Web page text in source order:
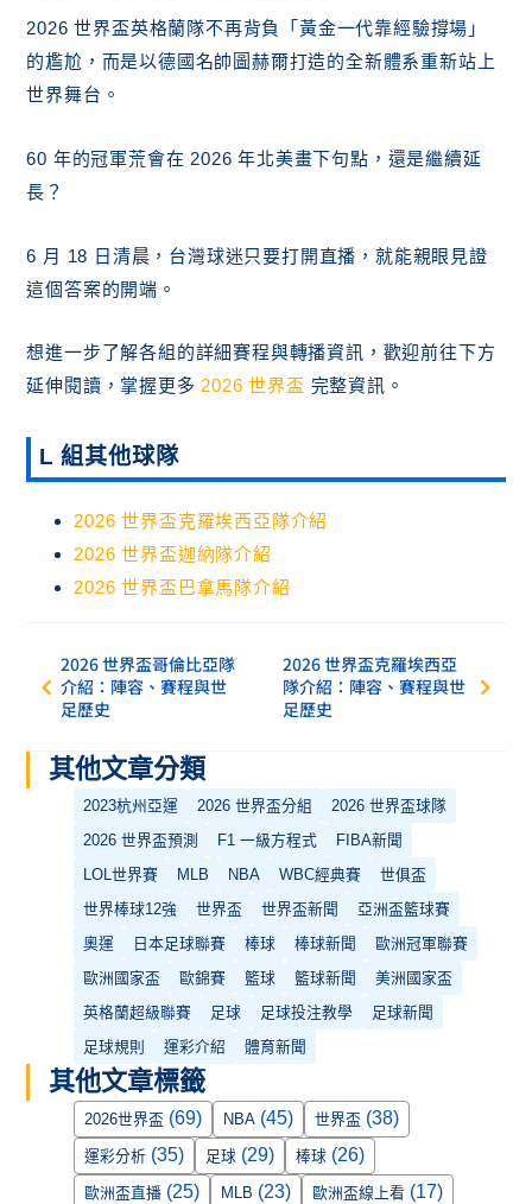
2026 世界盃英格蘭隊不再背負「黃金一代靠經驗撐場」
的尷尬，而是以德國名帥圖赫爾打造的全新體系重新站上
世界舞台。
60 年的冠軍荒會在 2026 年北美畫下句點，還是繼續延
長？
6 月 18 日清晨，台灣球迷只要打開直播，就能親眼見證
這個答案的開端。
想進一步了解各組的詳細賽程與轉播資訊，歡迎前往下方
延伸閱讀，掌握更多 2026 世界盃 完整資訊。
L 組其他球隊
2026 世界盃克羅埃西亞隊介紹
2026 世界盃迦納隊介紹
2026 世界盃巴拿馬隊介紹
2026 世界盃哥倫比亞隊
介紹：陣容、賽程與世
足歷史
2026 世界盃克羅埃西亞
隊介紹：陣容、賽程與世
足歷史
其他文章分類
2023杭州亞運 2026 世界盃分組
2026 世界盃球隊
2026 世界盃預測
F1 一級方程式
FIBA新聞
LOL世界賽
MLB NBA WBC經典賽
世俱盃
世界棒球12強
世界盃 世界盃新聞
亞洲盃籃球賽
奧運
日本足球聯賽 棒球 棒球新聞
歐洲冠軍聯賽
歐洲國家盃
歐錦賽 籃球 籃球新聞
美洲國家盃
英格蘭超級聯賽
足球 足球投注教學
足球新聞
足球規則
運彩介紹 體育新聞
其他文章標籤
2026世界盃 (69) NBA (45) 世界盃 (38)
運彩分析 (35) 足球 (29) 棒球 (26)
歐洲盃直播 (25) MLB (23) 歐洲盃線上看 (17)